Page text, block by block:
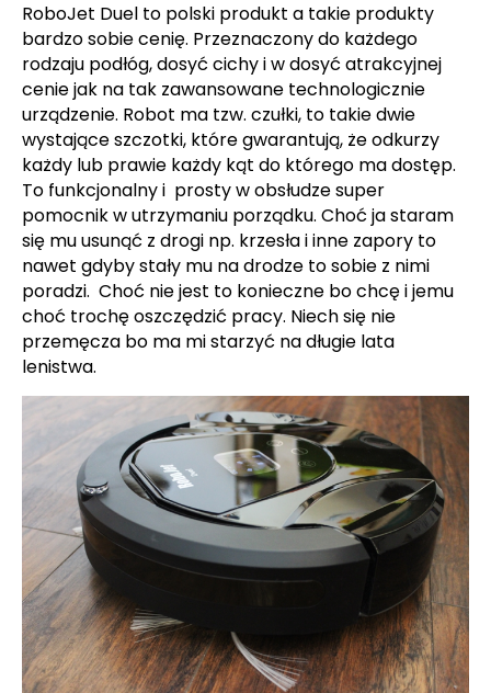
RoboJet Duel to polski produkt a takie produkty
bardzo sobie cenię. Przeznaczony do każdego
rodzaju podłóg, dosyć cichy i w dosyć atrakcyjnej
cenie jak na tak zawansowane technologicznie
urządzenie. Robot ma tzw. czułki, to takie dwie
wystające szczotki, które gwarantują, że odkurzy
każdy lub prawie każdy kąt do którego ma dostęp.
To funkcjonalny i prosty w obsłudze super
pomocnik w utrzymaniu porządku. Choć ja staram
się mu usunąć z drogi np. krzesła i inne zapory to
nawet gdyby stały mu na drodze to sobie z nimi
poradzi. Choć nie jest to konieczne bo chcę i jemu
choć trochę oszczędzić pracy. Niech się nie
przemęcza bo ma mi starzyć na długie lata
lenistwa.